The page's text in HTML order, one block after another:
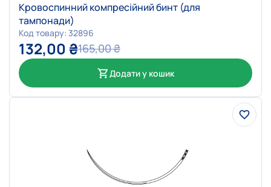
Кровоспинний компресійний бинт (для
тампонади)
Код товару: 32896
165,00₴
132,00 ₴
Додати у кошик